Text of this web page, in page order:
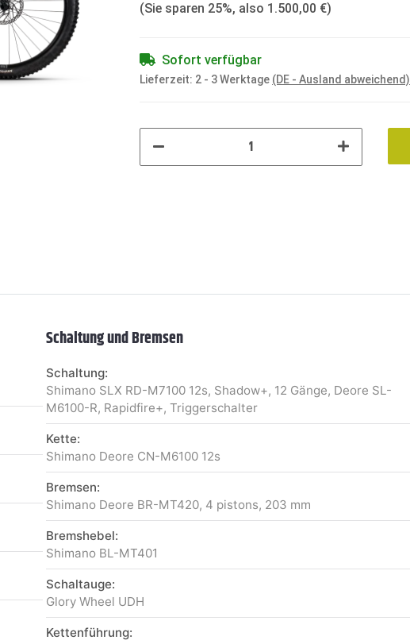
(Sie sparen 25%, also 1.500,00 €)
Sofort verfügbar
Lieferzeit: 2 - 3 Werktage (DE - Ausland abweichend)
Schaltung und Bremsen
Schaltung:
Shimano SLX RD-M7100 12s, Shadow+, 12 Gänge, Deore SL-
M6100-R, Rapidfire+, Triggerschalter
Kette:
Shimano Deore CN-M6100 12s
Bremsen:
Shimano Deore BR-MT420, 4 pistons, 203 mm
Bremshebel:
Shimano BL-MT401
Schaltauge:
Glory Wheel UDH
Kettenführung: